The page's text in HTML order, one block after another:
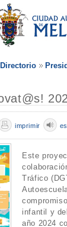
Directorio
imprimir
Este
Tráfico
infantil y
año 2024